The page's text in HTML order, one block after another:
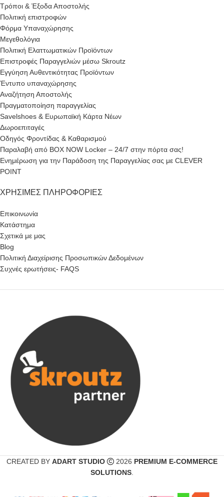
Τρόποι & Έξοδα Αποστολής
Πολιτική επιστροφών
Φόρμα Υπαναχώρησης
Μεγεθολόγια
Πολιτική Ελαττωματικών Προϊόντων
Επιστροφές Παραγγελιών μέσω Skroutz
Εγγύηση Αυθεντικότητας Προϊόντων
Έντυπο υπαναχώρησης
Αναζήτηση Αποστολής
Πραγματοποίηση παραγγελίας
Savelshoes & Ευρωπαϊκή Κάρτα Νέων
Δωροεπιταγές
Οδηγός Φροντίδας & Καθαρισμού
Παραλαβή από BOX NOW Locker – 24/7 στην πόρτα σας!
Ενημέρωση για την Παράδοση της Παραγγελίας σας με CLEVER
POINT
ΧΡΉΣΙΜΕΣ ΠΛΗΡΟΦΟΡΊΕΣ
Επικοινωνία
Κατάστημα
Σχετικά με μας
Blog
Πολιτική Διαχείρισης Προσωπικών Δεδομένων
Συχνές ερωτήσεις- FAQS
CREATED BY ADART STUDIO 2026 PREMIUM E-COMMERCE
SOLUTIONS.